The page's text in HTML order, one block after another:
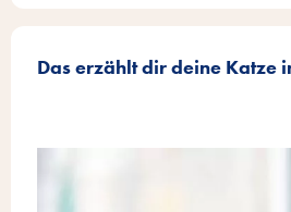
Das erzählt dir deine Katze